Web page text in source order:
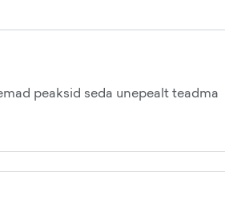
peaksid seda unepealt teadma